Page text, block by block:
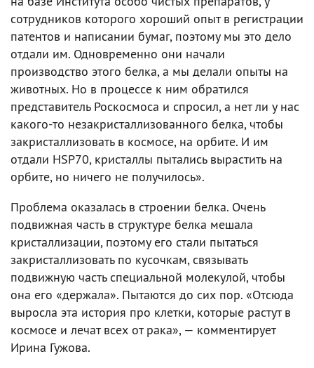
сотрудников которого хороший опыт в регистрации
патентов и написании бумаг, поэтому мы это дело
отдали им. Одновременно они начали
производство этого белка, а мы делали опыты на
животных. Но в процессе к ним обратился
представитель Роскосмоса и спросил, а нет ли у нас
какого-то незакристаллизованного белка, чтобы
закристаллизовать в космосе, на орбите. И им
отдали HSP70, кристаллы пытались вырастить на
орбите, но ничего не получилось».
Проблема оказалась в строении белка. Очень
подвижная часть в структуре белка мешала
кристаллизации, поэтому его стали пытаться
закристаллизовать по кусочкам, связывать
подвижную часть специальной молекулой, чтобы
она его «держала». Пытаются до сих пор. «Отсюда
выросла эта история про клетки, которые растут в
космосе и лечат всех от рака», — комментирует
Ирина Гужова.